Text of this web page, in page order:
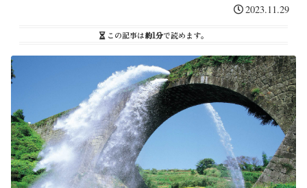
2023.11.29
この記事は約1分で読めます。